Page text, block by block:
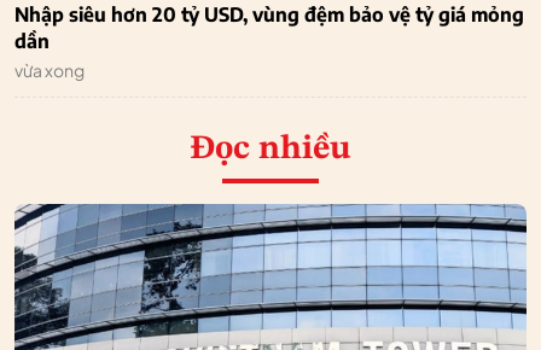
Nhập siêu hơn 20 tỷ USD, vùng đệm bảo vệ tỷ giá mỏng
dần
vừa xong
Đọc nhiều